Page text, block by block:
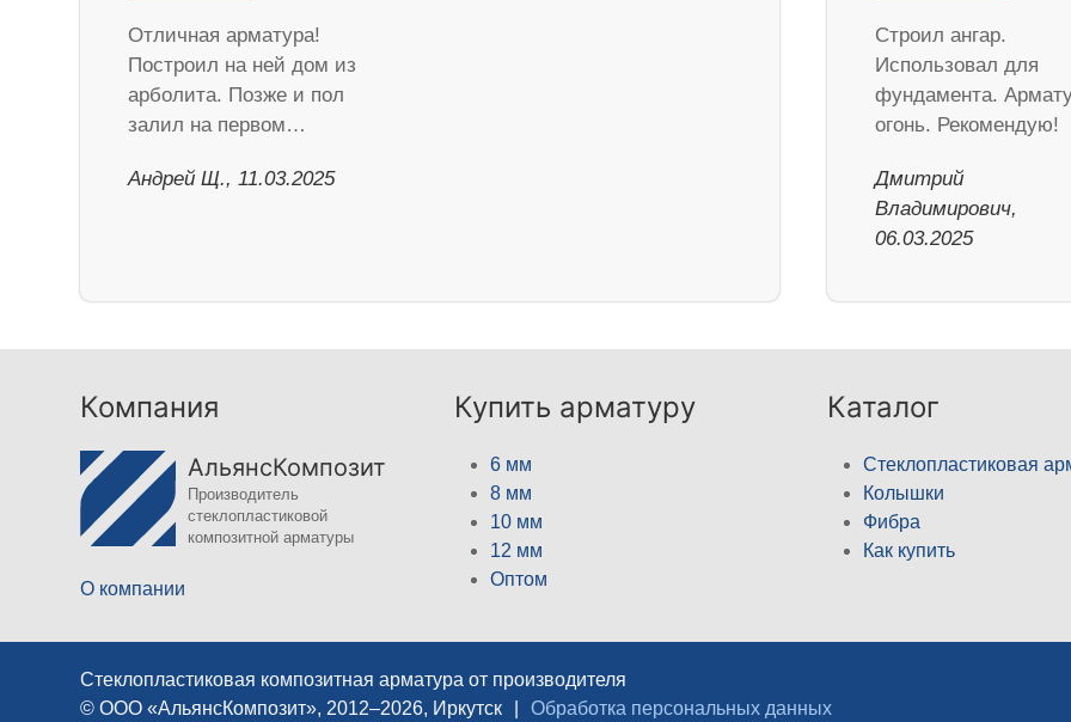
Отличная арматура!
Построил на ней дом из
арболита. Позже и пол
залил на первом…
Андрей Щ., 11.03.2025
Строил ангар.
Использовал для
фундамента.
огонь. Рекомендую!
Дмитрий
Владимирович,
06.03.2025
Компания
АльянсКомпозит
Производитель
стеклопластиковой
композитной арматуры
О компании
Купить арматуру
6 мм
8 мм
10 мм
12 мм
Оптом
Каталог
Стеклопластиковая
Колышки
Фибра
Как купить
Стеклопластиковая композитная арматура от производителя
© ООО «АльянсКомпозит», 2012–2026, Иркутск
Обработка персональных данных